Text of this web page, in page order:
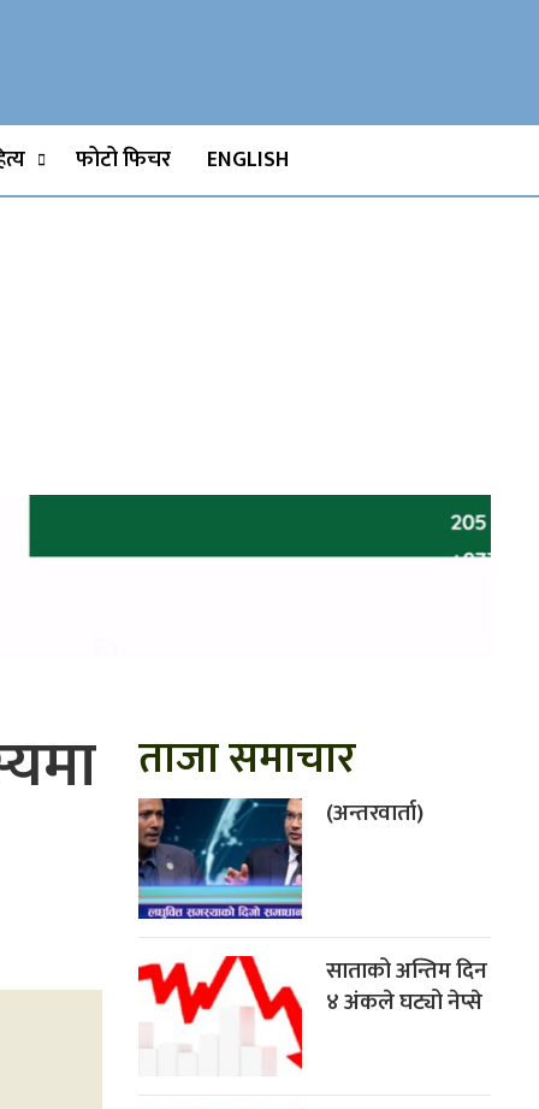
Moviesफोटो फिचर ENGLISH
ताजा समाचार
(अन्तरवार्ता)
साताको अन्तिम दिन
४ अंकले घट्यो नेप्से